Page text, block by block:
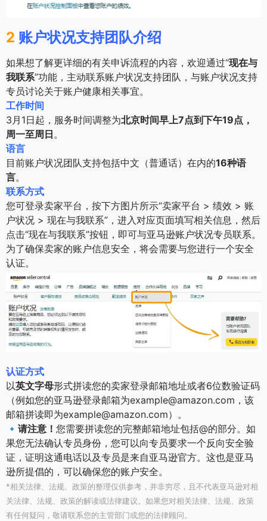
2 账户状况支持团队介绍
如果想了解更详细的有关申诉流程的内容，欢迎通过“现在与
我联系”功能，主动联系账户状况支持团队，与账户状况支持
专员讨论关于账户健康相关事宜。
工作时间
3月1日起，服务时间调整为北京时间早上7点到下午19点，
周一至周日 。
语言
目前账户状况团队支持包括中文（普通话）在内的16种语
言。
联系方式
您可登录卖家平台，按下方图片所示“卖家平台 > 绩效 > 账
户状况 > 现在与我联系”，进入对应页面填写相关信息，然后
点击“现在与我联系”按钮，即可与亚马逊账户状况专员联系。
为了确保卖家的账户信息安全，将会需要与您进行一个安全
认证。
认证方式
以英文字母形式拼读您的卖家登录邮箱地址或者6位数验证码
（例如您的亚马逊登录邮箱为example@amazon.com，该
邮箱拼读即为example@amazon.com）。
🔹请注意！ 您需要拼读您的完整邮箱地址包括@的部分。如
果您无法确认专员身份，您可以向专员要求一个反向安全验
证，证明这通电话以及专员是来自亚马逊官方。这也是亚马
逊所提倡的，可以确保您的账户安全。
*相关法律、法规、政策的整理仅供参考，并非穷尽，且不代表亚马逊对相
关法律、法规、政策的解读或法律建议。如果您对相关法律、法规、政策
有任何疑问，敬请联系您的主管部门或您的法律顾问。